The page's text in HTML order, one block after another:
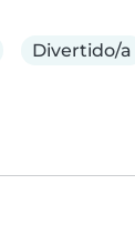
Divertido/a